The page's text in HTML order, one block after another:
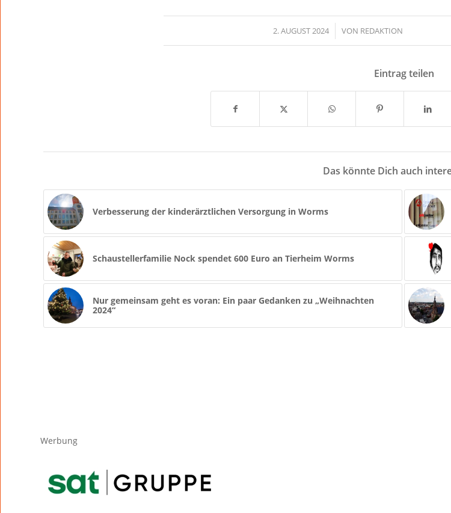
2. AUGUST 2024
/ VON REDAKTION
Eintrag teilen
Das könnte Dich auch
Verbesserung der kinderärztlichen Versorgung in Worms
Schaustellerfamilie Nock spendet 600 Euro an Tierheim Worms
Nur gemeinsam geht es voran: Ein paar Gedanken zu „Weihnachten
2024“
Werbung